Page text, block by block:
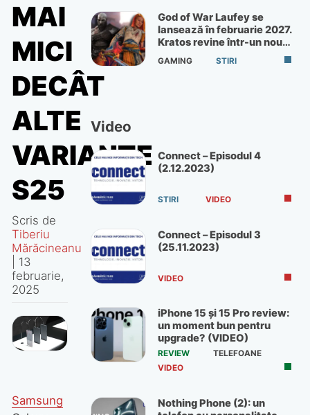
MAI
MICI
DECÂT
ALTE
VARIANTE
S25
Scris de
Tiberiu
Mărăcineanu
13
februarie,
2025
Samsung
God of War Laufey se
lansează în februarie 2027.
Kratos revine într-un nou
God of War
GAMING STIRI
Video
Connect – Episodul 4
(2.12.2023)
STIRI VIDEO
Connect – Episodul 3
(25.11.2023)
VIDEO
iPhone 15 și 15 Pro review:
un moment bun pentru
upgrade? (VIDEO)
REVIEW
TELEFOANE
VIDEO
Nothing Phone (2): un